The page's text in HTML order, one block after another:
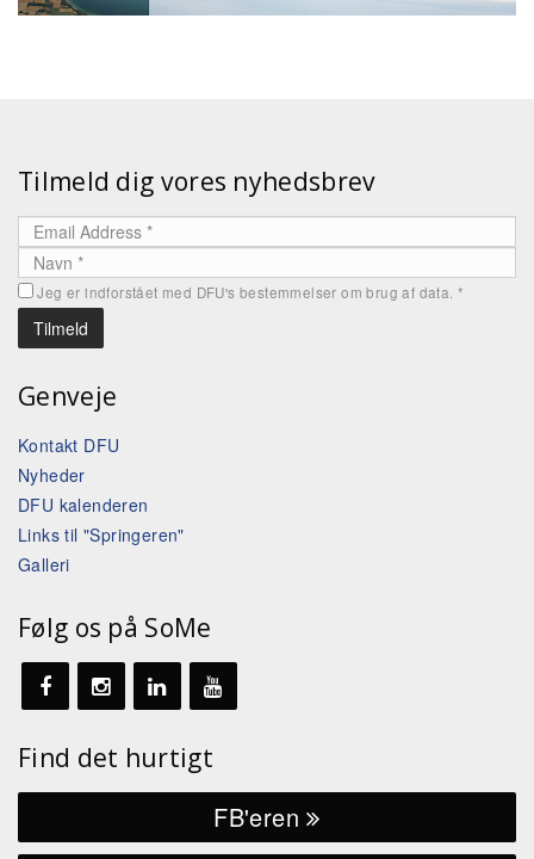
Tilmeld dig vores nyhedsbrev
Jeg er indforstået med DFU's bestemmelser om brug af data.*
Genveje
Kontakt DFU
Nyheder
DFU kalenderen
Links til "Springeren"
Galleri
Følg os på SoMe
Find det hurtigt
FB'eren